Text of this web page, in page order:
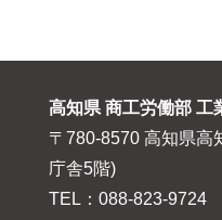
高知県 商工労働部 工
〒780-8570 高知県高
庁舎5階)
TEL：088-823-9724